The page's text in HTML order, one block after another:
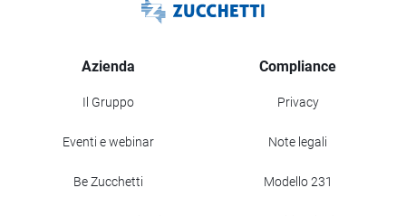
Azienda
Il Gruppo
Eventi e webinar
Be Zucchetti
Compliance
Privacy
Note legali
Modello 231